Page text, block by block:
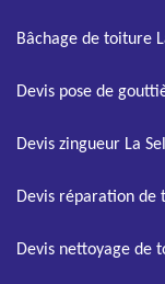
Bâchage de toiture
Devis pose de
Devis zingueur La
Devis réparation de
Devis nettoyage de